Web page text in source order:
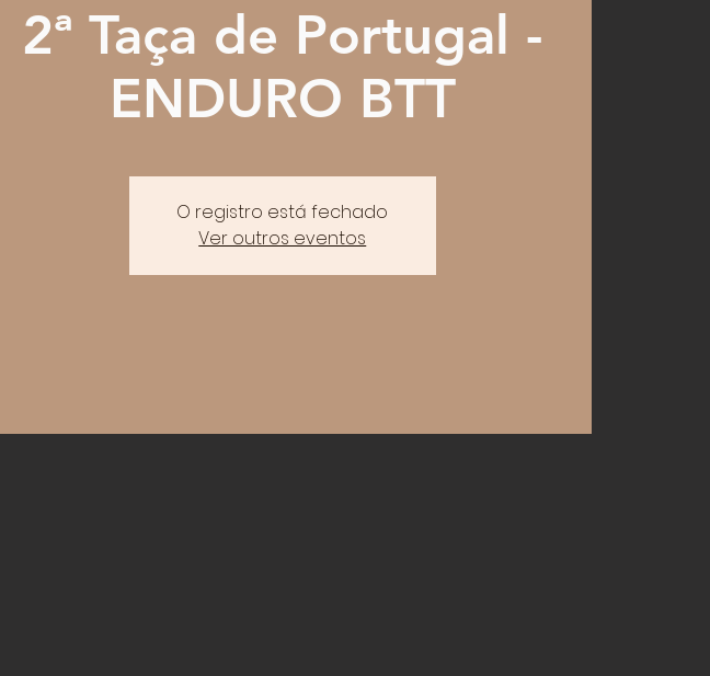
2ª Taça de Portugal -
ENDURO BTT
O registro está fechado
Ver outros eventos